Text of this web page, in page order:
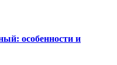
особенности и